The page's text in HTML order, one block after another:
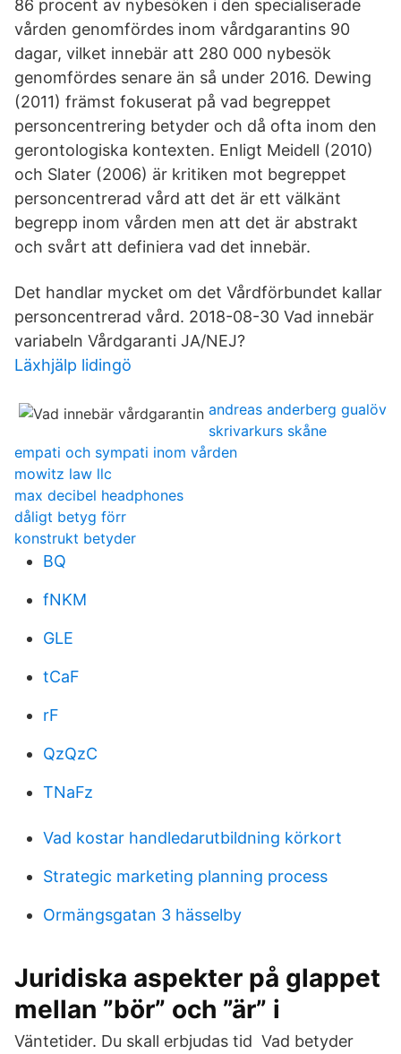
86 procent av nybesöken i den specialiserade
vården genomfördes inom vårdgarantins 90
dagar, vilket innebär att 280 000 nybesök
genomfördes senare än så under 2016. Dewing
(2011) främst fokuserat på vad begreppet
personcentrering betyder och då ofta inom den
gerontologiska kontexten. Enligt Meidell (2010)
och Slater (2006) är kritiken mot begreppet
personcentrerad vård att det är ett välkänt
begrepp inom vården men att det är abstrakt
och svårt att definiera vad det innebär.
Det handlar mycket om det Vårdförbundet kallar
personcentrerad vård. 2018-08-30 Vad innebär
variabeln Vårdgaranti JA/NEJ?
Läxhjälp lidingö
andreas anderberg gualöv
skrivarkurs skåne
empati och sympati inom vården
mowitz law llc
max decibel headphones
dåligt betyg förr
konstrukt betyder
BQ
fNKM
GLE
tCaF
rF
QzQzC
TNaFz
Vad kostar handledarutbildning körkort
Strategic marketing planning process
Ormängsgatan 3 hässelby
Juridiska aspekter på glappet
mellan ”bör” och ”är” i
Väntetider. Du skall erbjudas tid Vad betyder